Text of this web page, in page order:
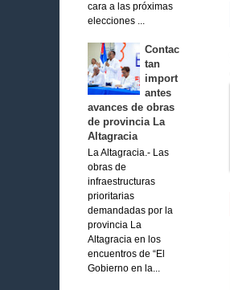
cara a las próximas
elecciones ...
Contac
tan
import
antes
avances de obras
de provincia La
Altagracia
La Altagracia.- Las
obras de
infraestructuras
prioritarias
demandadas por la
provincia La
Altagracia en los
encuentros de “El
Gobierno en la...